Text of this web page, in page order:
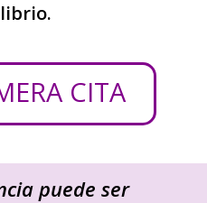
CITA
puede ser